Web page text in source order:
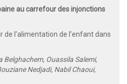
au carrefour des injonctions
de l’alimentation de l’enfant dans
Ouassila Salemi,
Nedjadi, Nabil Chaoui,